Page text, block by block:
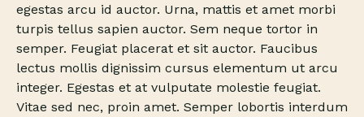
egestas arcu id auctor. Urna, mattis et amet morbi
turpis tellus sapien auctor. Sem neque tortor in
semper. Feugiat placerat et sit auctor. Faucibus
lectus mollis dignissim cursus elementum ut arcu
integer. Egestas et at vulputate molestie feugiat.
Vitae sed nec, proin amet. Semper lobortis interdum